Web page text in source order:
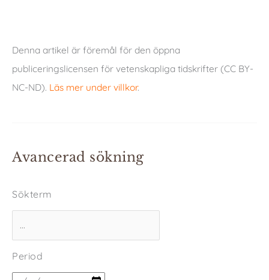
Denna artikel är föremål för den öppna
publiceringslicensen för vetenskapliga tidskrifter (CC BY-
NC-ND). Läs mer under villkor.
Avancerad sökning
Sökterm
Period